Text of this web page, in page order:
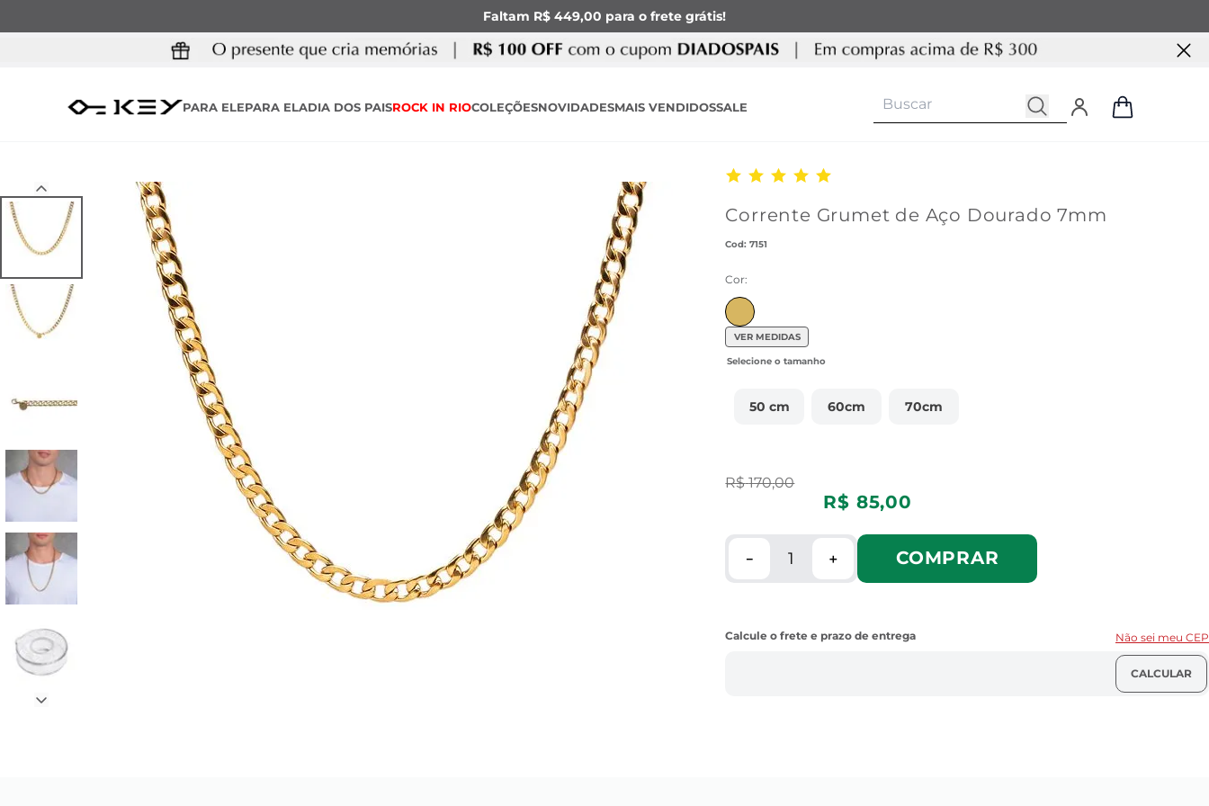
Faltam R$ 449,00 para o frete grátis!
PARA ELEPARA ELADIA DOS PAISROCK IN RIOCOLEÇÕESNOVIDADESMAIS VENDIDOSSALE
Corrente Grumet de Aço Dourado 7mm
:7151
Cor:
VER MEDIDAS
50 cm 60cm 70cm
R$ 170,00
R$ 85,00
＋
－ COMPRAR
Não sei meu CEP